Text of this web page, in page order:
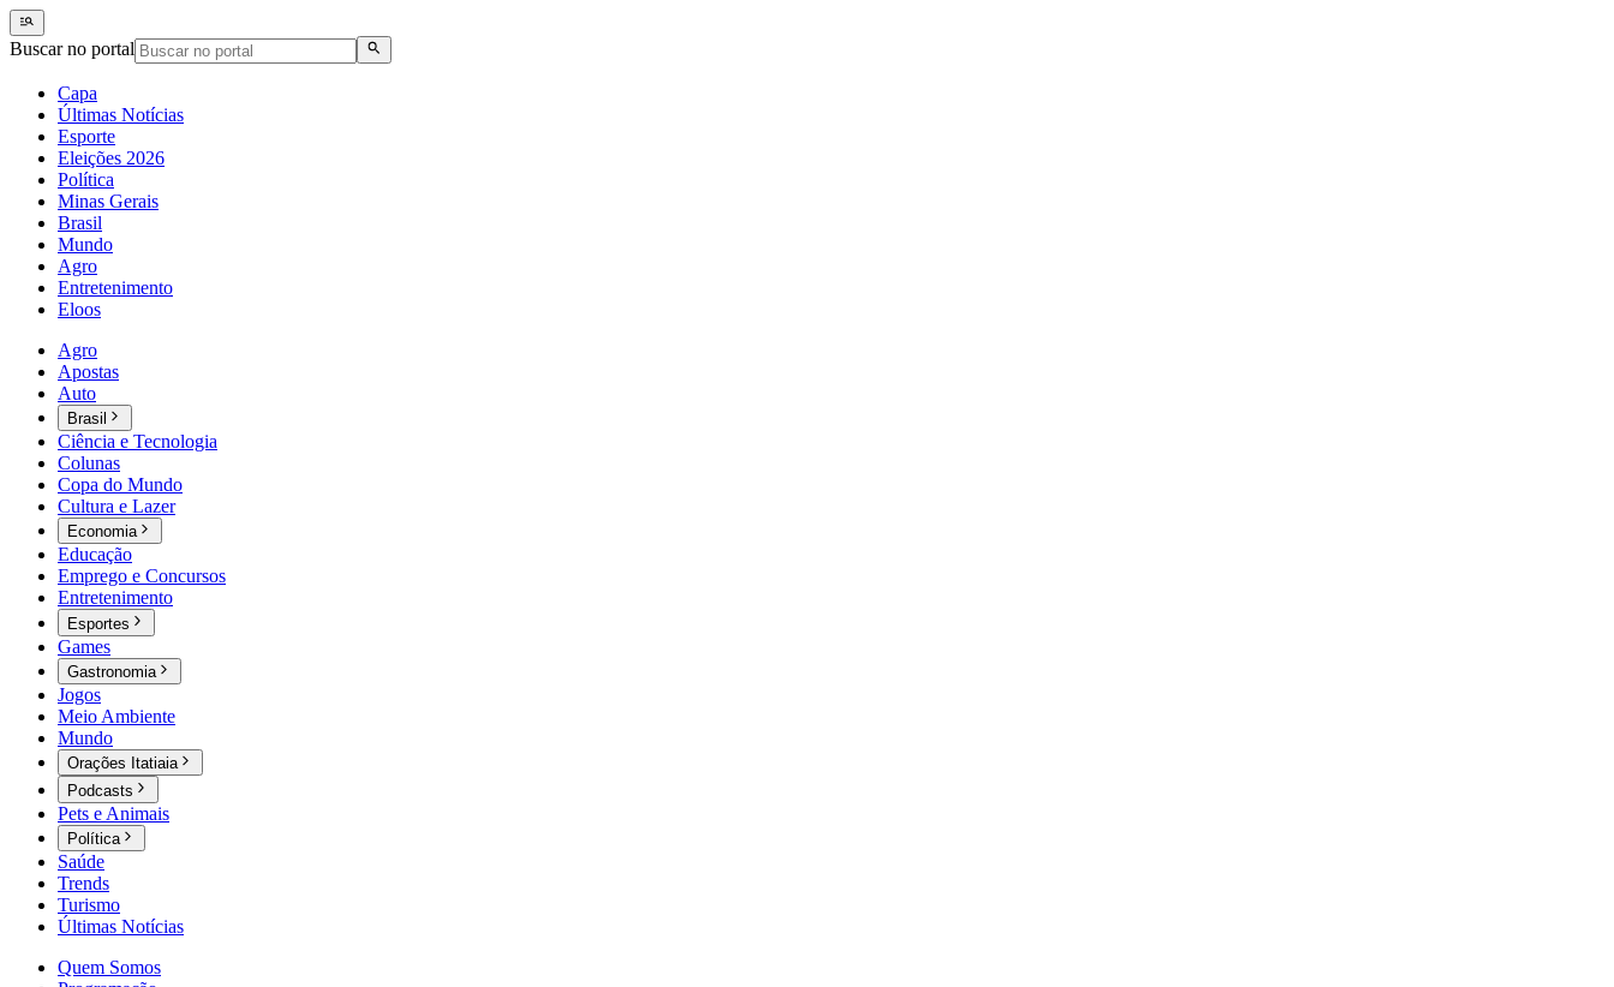
Buscar no portal
Capa
Últimas Notícias
Esporte
Eleições 2026
Política
Minas Gerais
Brasil
Mundo
Agro
Entretenimento
Eloos
Agro
Apostas
Auto
Brasil
Ciência e Tecnologia
Colunas
Copa do Mundo
Cultura e Lazer
Economia
Educação
Emprego e Concursos
Entretenimento
Esportes
Games
Gastronomia
Jogos
Meio Ambiente
Mundo
Orações Itatiaia
Podcasts
Pets e Animais
Política
Saúde
Trends
Turismo
Últimas Notícias
Quem Somos